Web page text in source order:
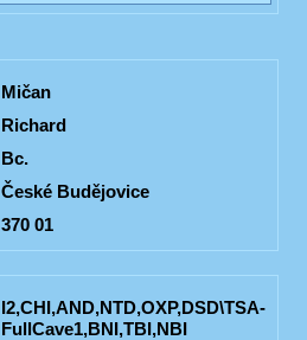
Mičan
Richard
Bc.
České Budějovice
370 01
I2,CHI,AND,NTD,OXP,DSD\TSA-
FullCave1,BNI,TBI,NBI